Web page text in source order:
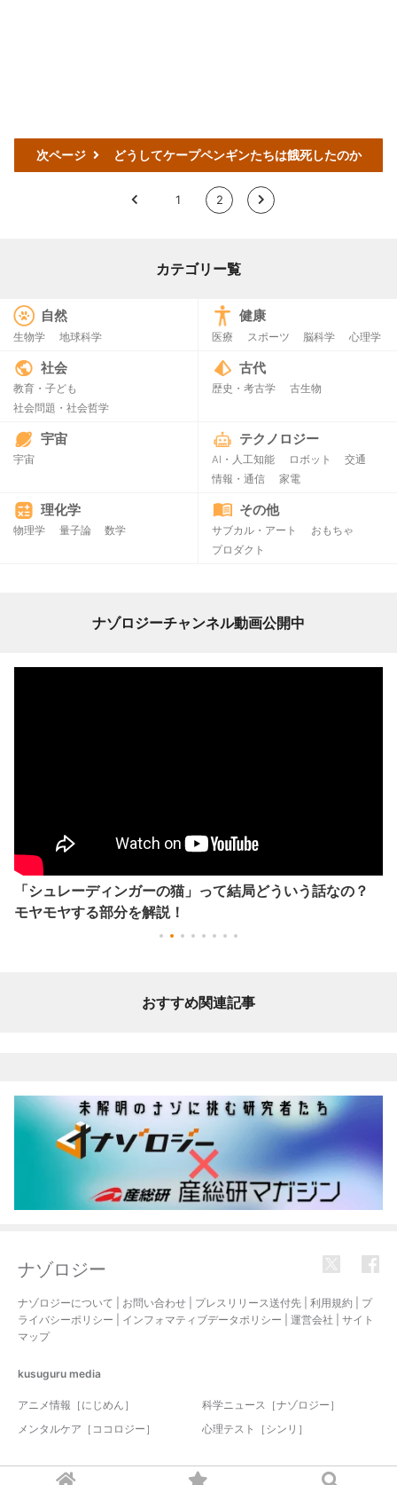
次ページ どうしてケープペンギンたちは餓死したのか
< 1 2 >
カテゴリー覧
自然
生物学 地球科学
健康
医療 スポーツ 脳科学 心理学
社会
教育・子ども
社会問題・社会哲学
古代
歴史・考古学 古生物
宇宙
宇宙
テクノロジー
AI・人工知能 ロボット
交通
情報・通信
家電
理化学
物理学 量子論 数学
その他
サブカル・アート
おもちゃ
プロダクト
ナゾロジーチャンネル動画公開中
「シュレーディンガーの猫」って結局どういう話なの？
モヤモヤする部分を解説！
おすすめ関連記事
ナゾロジー
ナゾロジーについて お問い合わせ プレスリリース送付先 利用規約
プ
ライバシーポリシー
インフォマティブデータポリシー 運営会社
サイト
マップ
kusuguru media
アニメ情報［にじめん］
科学ニュース［ナゾロジー］
メンタルケア［ココロジー］
心理テスト［シンリ］
© 2017-2026 nazology. all rights reserved.